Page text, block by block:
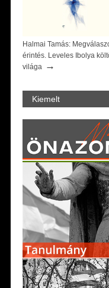
Halmai Tamás:
érintés. Leveles Ibolya
világa
→
Kiemelt